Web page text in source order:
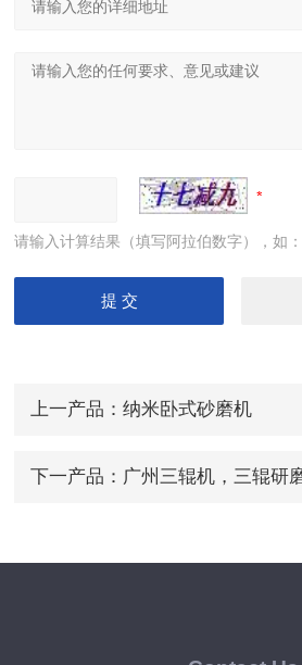
请输入计算结果（填写阿拉伯数字），如
上一产品： 纳米卧式砂磨机
下一产品： 广州三辊机，三辊研